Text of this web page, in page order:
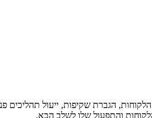
הגברת שקיפות, ייעול תהליכים